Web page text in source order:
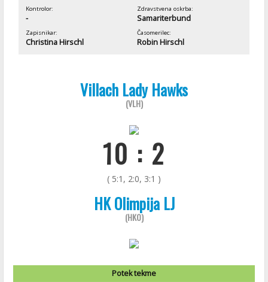
Kontrolor:
-
Zdravstvena oskrba:
Samariterbund
Zapisnikar:
Christina Hirschl
Časomerilec:
Robin Hirschl
Villach Lady Hawks
(VLH)
10 : 2
( 5:1, 2:0, 3:1 )
HK Olimpija LJ
(HKO)
Potek tekme